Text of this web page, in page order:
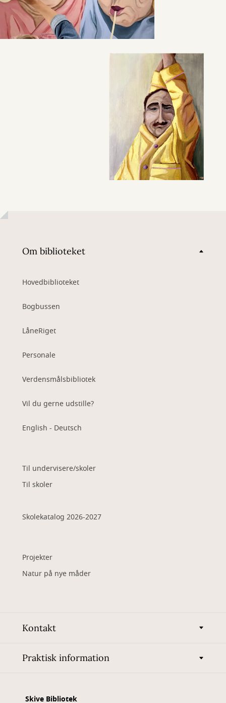
Om biblioteket
Hovedbiblioteket
Bogbussen
LåneRiget
Personale
Verdensmålsbibliotek
Vil du gerne udstille?
English - Deutsch
Til undervisere/skoler
Til skoler
Skolekatalog 2026-2027
Projekter
Natur på nye måder
Kontakt
Praktisk information
Skive Bibliotek